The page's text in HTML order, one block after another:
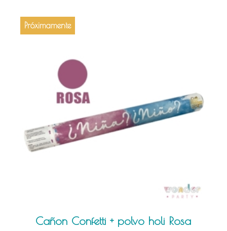
Próximamente
Cañon Confetti + polvo holi Rosa